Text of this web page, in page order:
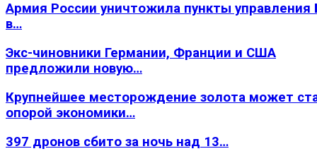
Армия России уничтожила пункты
в…
Экс-чиновники Германии, Франции и США
предложили новую…
Крупнейшее месторождение золота может
опорой экономики…
397 дронов сбито за ночь над 13…